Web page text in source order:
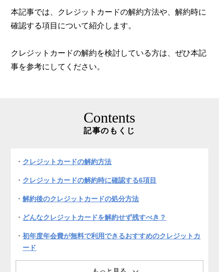
本記事では、クレジットカードの解約方法や、解約時に
確認する項目について紹介します。
クレジットカードの解約を検討している方は、ぜひ本記
事を参考にしてください。
Contents
記事のもくじ
クレジットカードの解約方法
クレジットカードの解約時に確認する6項目
解約後のクレジットカードの処分方法
どんなクレジットカードを解約せず残すべき？
初年度年会費が無料で利用できるおすすめのクレジットカ
ード